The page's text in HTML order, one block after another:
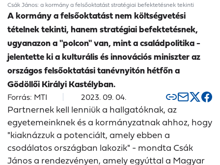
Csák János: a kormány a felsőoktatást stratégiai befektetésnek tekinti
A kormány a felsőoktatást nem költségvetési
tételnek tekinti, hanem stratégiai befektetésnek,
ugyanazon a "polcon" van, mint a családpolitika -
jelentette ki a kulturális és innovációs miniszter az
országos felsőoktatási tanévnyitón hétfőn a
Gödöllői Királyi Kastélyban.
Forrás: MTI 2023. 09. 04.
Partnernek kell lenniük a hallgatóknak, az
egyetemeinknek és a kormányzatnak ahhoz, hogy
"kiaknázzuk a potenciált, amely ebben a
csodálatos országban lakozik" - mondta Csák
János a rendezvényen, amely egyúttal a Magyar